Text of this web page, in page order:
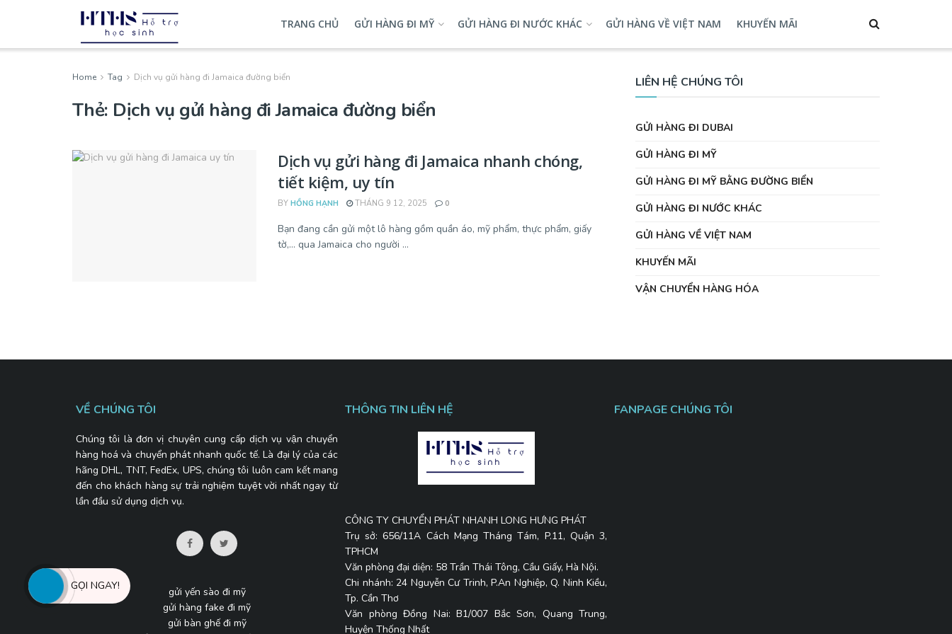
TRANG CHỦ GỬI HÀNG ĐI MỸ GỬI HÀNG ĐI NƯỚC KHÁC GỬI HÀNG VỀ VIỆT NAM KHUYẾN MÃI
Home Tag Dịch vụ gửi hàng đi Jamaica đường biển
Thẻ: Dịch vụ gửi hàng đi Jamaica đường biển
Dịch vụ gửi hàng đi Jamaica nhanh chóng,
tiết kiệm, uy tín
BY HỒNG HẠNH THÁNG 9 12, 2025 0
Bạn đang cần gửi một lô hàng gồm quần áo, mỹ phẩm, thực phẩm, giấy
tờ,… qua Jamaica cho người ...
LIÊN HỆ CHÚNG TÔI
GỬI HÀNG ĐI DUBAI
GỬI HÀNG ĐI MỸ
GỬI HÀNG ĐI MỸ BẰNG ĐƯỜNG BIỂN
GỬI HÀNG ĐI NƯỚC KHÁC
GỬI HÀNG VỀ VIỆT NAM
KHUYẾN MÃI
VẬN CHUYỂN HÀNG HÓA
VỀ CHÚNG TÔI
Chúng tôi là đơn vị chuyên cung cấp dịch vụ vận chuyển
hàng hoá và chuyển phát nhanh quốc tế. Là đại lý của các
hãng DHL, TNT, FedEx, UPS, chúng tôi luôn cam kết mang
đến cho khách hàng sự trải nghiệm tuyệt vời nhất ngay từ
lần đầu sử dụng dịch vụ.
gửi yến sào đi mỹ
gửi hàng fake đi mỹ
gửi bàn ghế đi mỹ
THÔNG TIN LIÊN HỆ
CÔNG TY CHUYỂN PHÁT NHANH LONG HƯNG PHÁT
Trụ sở: 656/11A Cách Mạng Tháng Tám, P.11, Quận 3,
TPHCM
Văn phòng đại diện: 58 Trần Thái Tông, Cầu Giấy, Hà Nội.
Chi nhánh: 24 Nguyễn Cư Trinh, P.An Nghiệp, Q. Ninh Kiều,
Tp. Cần Thơ
Văn phòng Đồng Nai: B1/007 Bắc Sơn, Quang Trung,
Huyện Thống Nhất
FANPAGE CHÚNG TÔI
GỌI NGAY!